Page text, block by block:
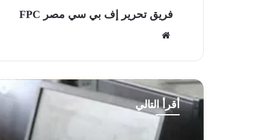
فريق تحرير إف بي سي مصر FPC
الوي
ب
أقرأ التالي